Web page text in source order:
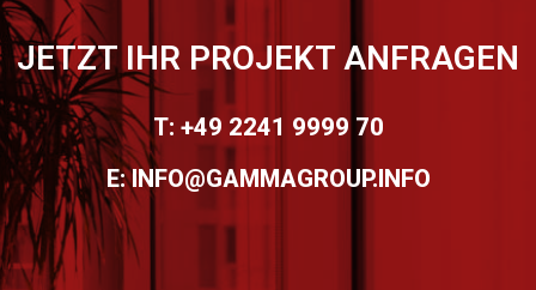
JETZT IHR PROJEKT ANFRAGEN
T: +49 2241 9999 70
E: INFO@GAMMAGROUP.INFO